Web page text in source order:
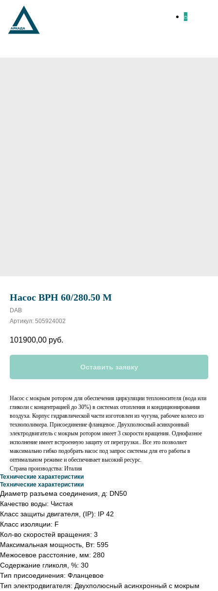
Насос BPH 60/280.50 M
DAB
Артикул: 505924002
101900,00 руб.
Оставить заявку
Насос с мокрым ротором для обеспечения циркуляции теплоносителя (вода или
гликоли с концентрацией до 30%) в системах отопления и кондиционирования
воздуха. Корпус гидравлической части изготовлен из чугуна, рабочее колесо из
технополимера. Присоединение фланцевое. Двухполюсный асинхронный
электродвигатель с мокрым ротором имеет 3 скорости вращения. Однофазное
исполнение имеет встроенную защиту от перегрузки.. Все это позволяет
максимально гибко подобрать насос под запрос системы для его работы в
оптимальном режиме и обеспечивает высокий ресурс.
Страна производствa: Италия
Технические характеристики
Технические характеристики
Диаметр разъема соединения, д: DN50
Качество воды: Чистая
Класс защиты двигателя, (IP): IP 42
Класс изоляции: F
Кол-во скоростей вращения: 3
Максимальная мощность, Вт: 595
Межосевое расстояние, мм: 280
Содержание гликоля, %: 30
Тип присоединения: Фланцевое
Тип электродвигателя: Двухполюсный асинхронный с мокрым